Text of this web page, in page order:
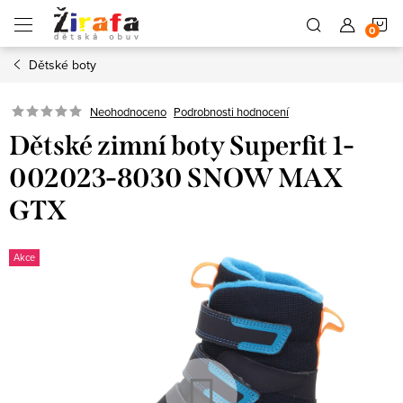
obsah
Dětské boty
Neohodnoceno Podrobnosti hodnocení
Dětské zimní boty Superfit 1-
002023-8030 SNOW MAX
GTX
Akce